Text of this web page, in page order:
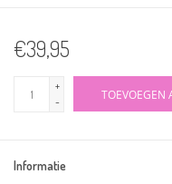
€39,95
+
-
TOEVOEGEN
Informatie